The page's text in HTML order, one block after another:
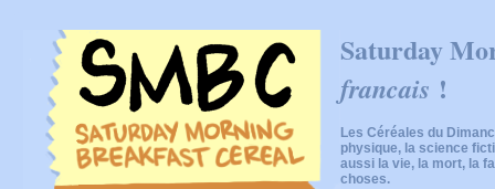
Saturday
francais !
Les Céréales du
physique, la science
aussi la vie, la mort, la
choses.